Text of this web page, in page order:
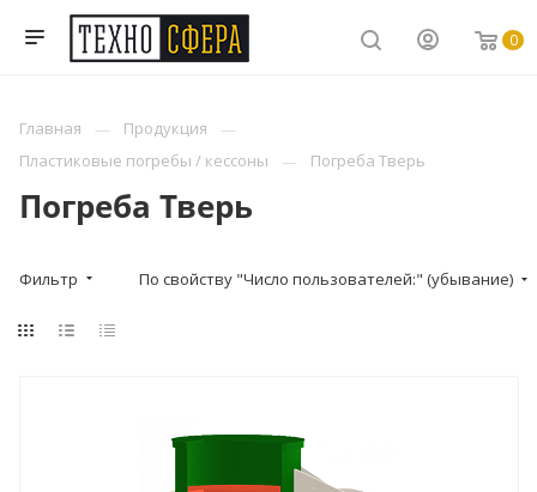
0
Главная
Продукция
Пластиковые погребы / кессоны
Погреба Тверь
Погреба Тверь
Фильтр По свойству "Число пользователей:" (убывание)